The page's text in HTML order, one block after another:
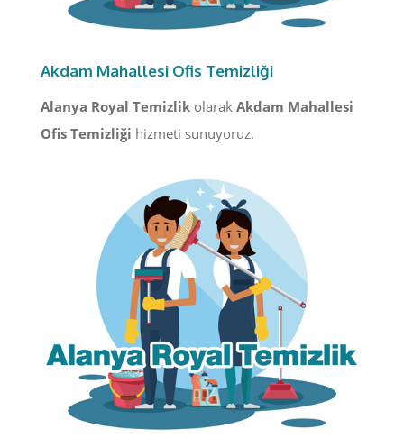
Akdam Mahallesi Ofis Temizliği
Alanya Royal Temizlik olarak Akdam Mahallesi
Ofis Temizliği hizmeti sunuyoruz.